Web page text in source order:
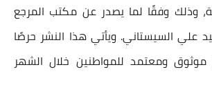
وذلك وفقًا لما يصدر عن مكتب المرجع
علي السيستاني. ويأتي هذا النشر حرصًا
ومعتمد للمواطنين خلال الشهر